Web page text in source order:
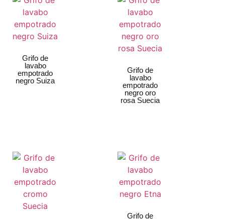
Grifo de
lavabo
empotrado
negro Suiza
Grifo de
lavabo
empotrado
negro oro
rosa Suecia
Grifo de